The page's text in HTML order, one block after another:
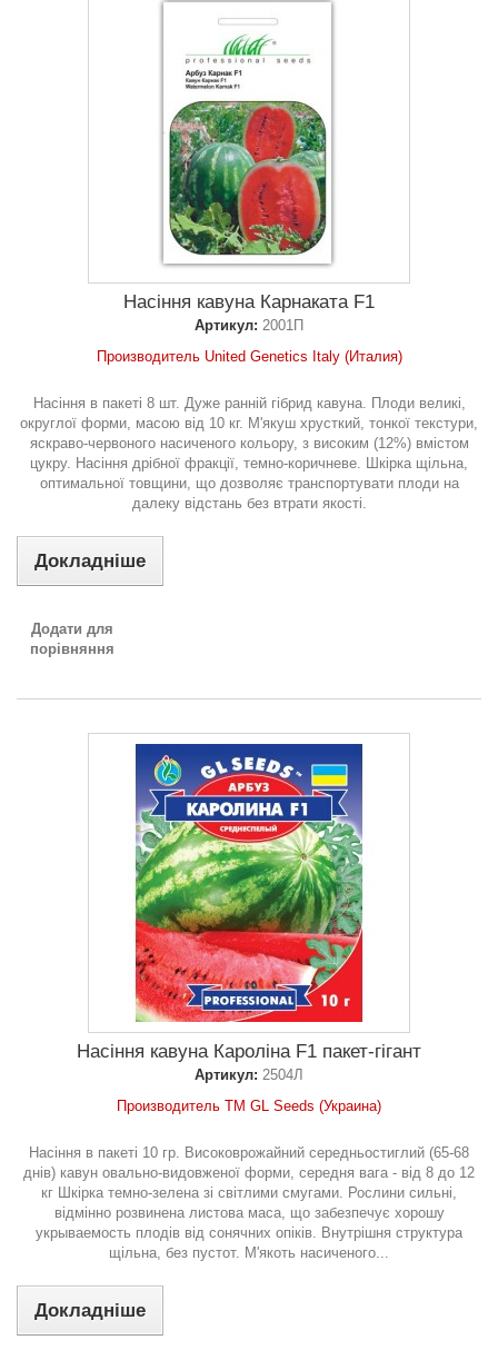
Насіння кавуна Карнаката F1
Артикул: 2001П
Производитель United Genetics Italy (Италия)
Насіння в пакеті 8 шт. Дуже ранній гібрид кавуна. Плоди великі,
округлої форми, масою від 10 кг. М'якуш хрусткий, тонкої текстури,
яскраво-червоного насиченого кольору, з високим (12%) вмістом
цукру. Насіння дрібної фракції, темно-коричневе. Шкірка щільна,
оптимальної товщини, що дозволяє транспортувати плоди на
далеку відстань без втрати якості.
Докладніше
Додати для
порівняння
Насіння кавуна Кароліна F1 пакет-гігант
Артикул: 2504Л
Производитель ТМ GL Seeds (Украина)
Насіння в пакеті 10 гр. Високоврожайний середньостиглий (65-68
днів) кавун овально-видовженої форми, середня вага - від 8 до 12
кг Шкірка темно-зелена зі світлими смугами. Рослини сильні,
відмінно розвинена листова маса, що забезпечує хорошу
укрываемость плодів від сонячних опіків. Внутрішня структура
щільна, без пустот. М'якоть насиченого...
Докладніше